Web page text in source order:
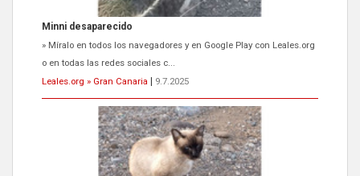
Minni desaparecido
» Míralo en todos los navegadores y en Google Play con Leales.org
o en todas las redes sociales c...
Leales.org » Gran Canaria
9.7.2025